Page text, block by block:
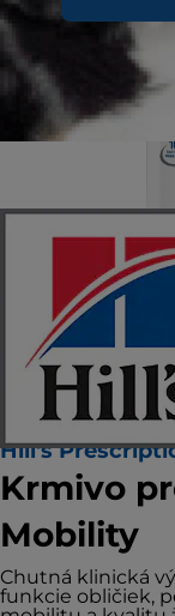
Hill's
Krmivo
Mobility
Chutná klinická
funkcie obličiek,